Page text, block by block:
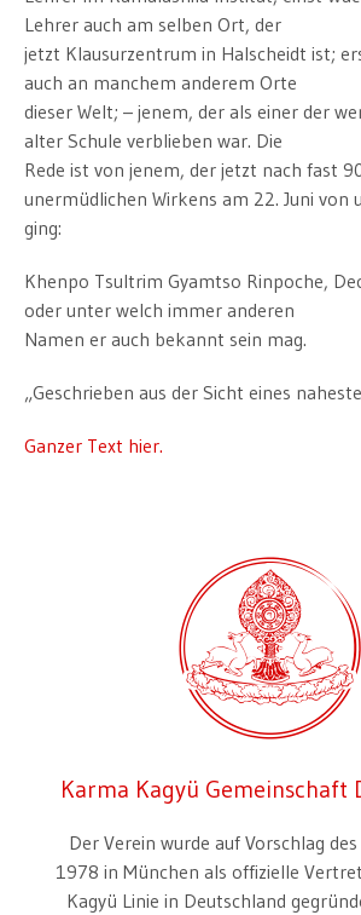
Lehrer auch am selben Ort, der
jetzt Klausurzentrum in Halscheidt ist;
auch an manchem anderem Orte
dieser Welt; – jenem, der als einer der
alter Schule verblieben war. Die
Rede ist von jenem, der jetzt nach fast
unermüdlichen Wirkens am 22. Juni von
ging:
Khenpo Tsultrim Gyamtso Rinpoche,
oder unter welch immer anderen
Namen er auch bekannt sein mag.
„Geschrieben aus der Sicht eines
Ganzer Text hier.
Karma Kagyü Gemeinschaft
Der Verein wurde auf Vorschlag
1978 in München als offizielle
Kagyü Linie in Deutschland